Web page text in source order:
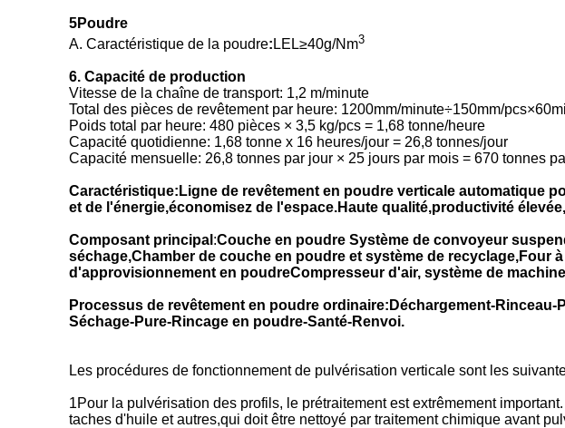
5Poudre
A. Caractéristique de la poudre: LEL≥40g/Nm3
6. Capacité de production
Vitesse de la chaîne de transport: 1,2 m/minute
Total des pièces de revêtement par heure: 1200mm/minute÷150mm/
Poids total par heure: 480 pièces × 3,5 kg/pcs = 1,68 tonne/heure
Capacité quotidienne: 1,68 tonne x 16 heures/jour = 26,8 tonnes/jour
Capacité mensuelle: 26,8 tonnes par jour × 25 jours par mois = 670 tonnes
Caractéristique:Ligne de revêtement en poudre verticale automatique
et de l'énergie,économisez de l'espace.Haute qualité,productivité
Composant principal :Couche en poudre Système de convoyeur
séchage,Chamber de couche en poudre et système de
d'approvisionnement en poudreCompresseur d'air, système de
Processus de revêtement en poudre ordinaire:Déchargement-
Séchage-Pure-Rincage en poudre-Santé-Renvoi.
Les procédures de fonctionnement de pulvérisation verticale sont les
1Pour la pulvérisation des profils, le prétraitement est extrêmement
taches d'huile et autres,qui doit être nettoyé par traitement chimique avant